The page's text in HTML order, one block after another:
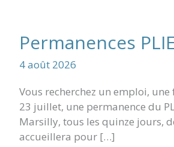
Permanences
4 août 2026
Vous recherchez un emploi,
23 juillet, une permanence du
Marsilly, tous les quinze jours,
accueillera pour […]